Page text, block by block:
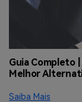
Guia Completo
Melhor
Saiba Mais